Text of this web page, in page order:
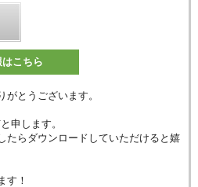
こちら
とうございます。
申します。
たらダウンロードしていただけると嬉
す！